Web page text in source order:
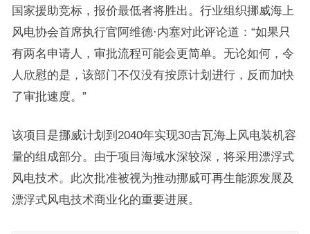
国家援助竞标，报价最低者将胜出。行业组织挪威海上
风电协会首席执行官阿维德·内塞对此评论道：“如果只
有两名申请人，审批流程可能会更简单。无论如何，令
人欣慰的是，该部门不仅没有按原计划进行，反而加快
了审批速度。”
该项目是挪威计划到2040年实现30吉瓦海上风电装机容
量的组成部分。由于项目海域水深较深，将采用漂浮式
风电技术。此次批准被视为推动挪威可再生能源发展及
漂浮式风电技术商业化的重要进展。